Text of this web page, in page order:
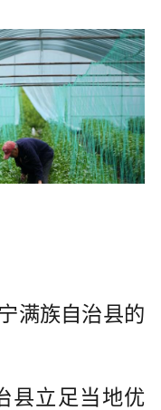
满族自治县的
县立足当地优